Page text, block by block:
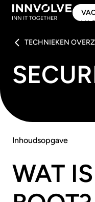
TECHNIEKEN
Inhoudsopgave
WAT